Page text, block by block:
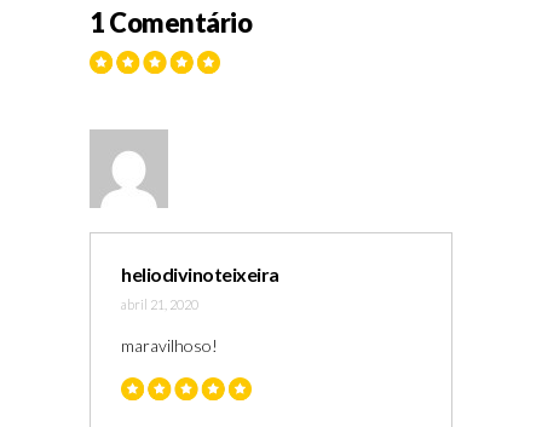
1 Comentário
heliodivinoteixeira
abril 21, 2020
maravilhoso!